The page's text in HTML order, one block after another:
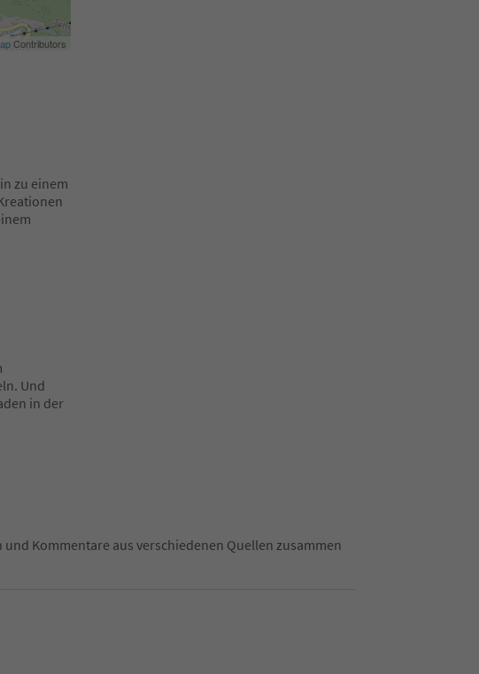
Contributors
zu einem
Und
in der
Kommentare aus verschiedenen Quellen zusammen